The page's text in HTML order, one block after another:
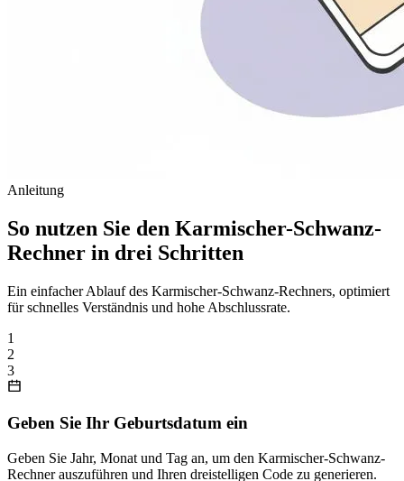
Anleitung
So nutzen Sie den Karmischer-Schwanz-
Rechner in drei Schritten
Ein einfacher Ablauf des Karmischer-Schwanz-Rechners, optimiert
für schnelles Verständnis und hohe Abschlussrate.
1
2
3
Geben Sie Ihr Geburtsdatum ein
Geben Sie Jahr, Monat und Tag an, um den Karmischer-Schwanz-
Rechner auszuführen und Ihren dreistelligen Code zu generieren.